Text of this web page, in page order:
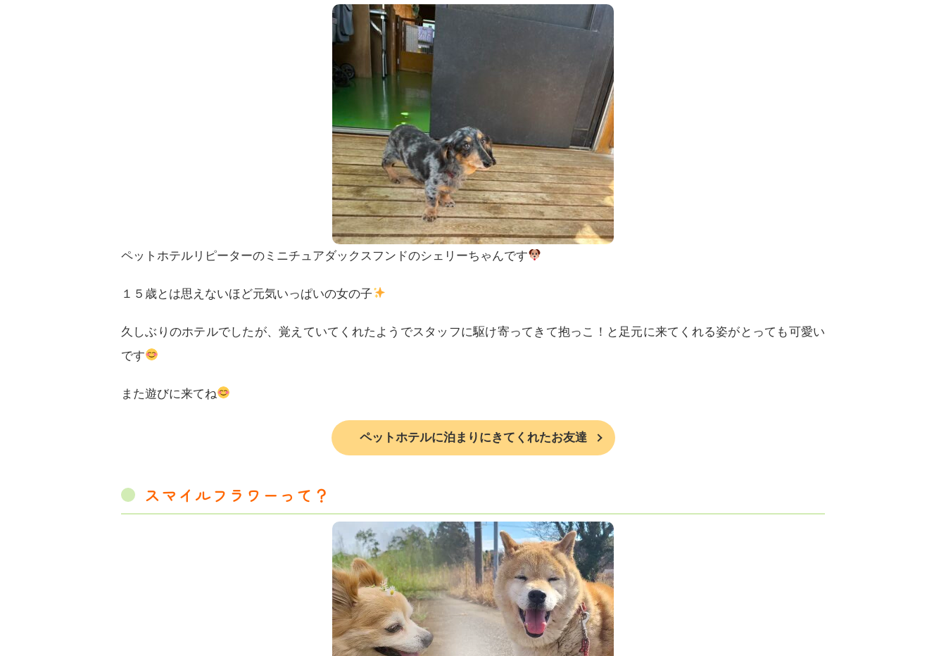
ペットホテルリピーターのミニチュアダックスフンドのシェリーちゃんです
１５歳とは思えないほど元気いっぱいの女の子
久しぶりのホテルでしたが、覚えていてくれたようでスタッフに駆け寄ってきて抱っこ！と足元に来てくれる姿がとっても可愛い
です
また遊びに来てね
ペットホテルに泊まりにきてくれたお友達
スマイルフラワーって？